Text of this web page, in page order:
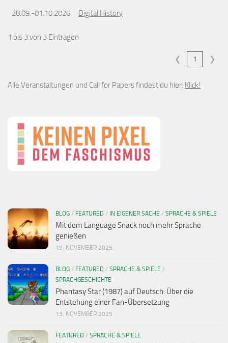
28.09.-01.10.2026 Digital History
1 bis 3 von 3 Einträgen
❮ 1 ❯
Alle Veranstaltungen und Call for Papers findest du hier: Klick!
BLOG / FEATURED / IN EIGENER SACHE / SPRACHE & SPIELE
Mit dem Language Snack noch mehr Sprache
genießen
19. NOVEMBER 2025
BLOG / FEATURED / SPRACHE & SPIELE /
SPRACHGESCHICHTE
Phantasy Star (1987) auf Deutsch: Über die
Entstehung einer Fan-Übersetzung
13. NOVEMBER 2025
FEATURED / SPRACHE & SPIELE